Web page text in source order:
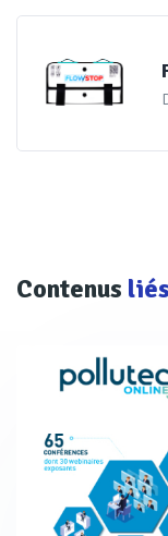
Contenus liés